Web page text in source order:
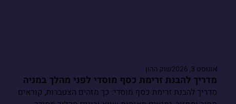
אוגוסט 3, 2026 שוק ההון
מדריך להבנת זרימת כסף מוסדי לפני מהלך במניה
מדריך להבנת זרימת כסף מוסדי: כך מזהים הצטברות, קוראים